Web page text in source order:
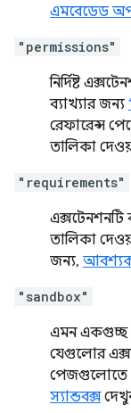
এমবেডেড
"permissions"
নির্দিষ্ট
ব্যাখ্যার জন্য
রেফারেন্স
তালিকা
"requirements"
এক্সটেনশনটি
তালিকা
জন্য,
"sandbox"
এমন একগুচ্ছ
যেগুলোর
পেজগুলোতে
স্যান্ডবক্স